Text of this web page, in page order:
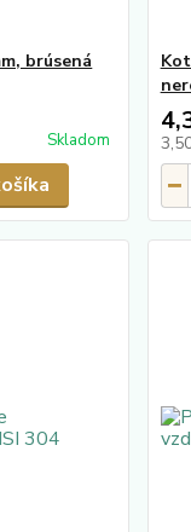
brúsená
Skladom